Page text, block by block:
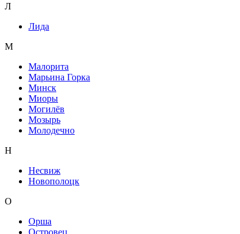
Л
Лида
М
Малорита
Марьина Горка
Минск
Миоры
Могилёв
Мозырь
Молодечно
Н
Несвиж
Новополоцк
О
Орша
Островец